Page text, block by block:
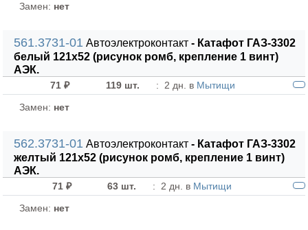
Замен: нет
561.3731-01 Автоэлектроконтакт - Катафот ГАЗ-3302
белый 121х52 (рисунок ромб, крепление 1 винт)
АЭК.
71 ₽ 119 шт. : 2 дн. в Мытищи
Замен: нет
562.3731-01 Автоэлектроконтакт - Катафот ГАЗ-3302
желтый 121х52 (рисунок ромб, крепление 1 винт)
АЭК.
71 ₽ 63 шт. : 2 дн. в Мытищи
Замен: нет